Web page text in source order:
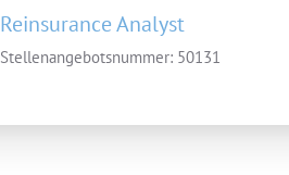
Reinsurance Analyst
Stellenangebotsnummer: 50131